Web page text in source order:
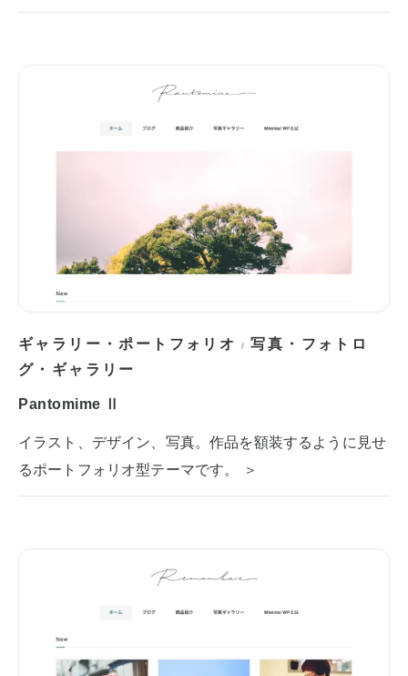
ギャラリー・ポートフォリオ /写真・フォトロ
グ・ギャラリー
Pantomime Ⅱ
イラスト、デザイン、写真。作品を額装するように見せ
るポートフォリオ型テーマです。 ＞